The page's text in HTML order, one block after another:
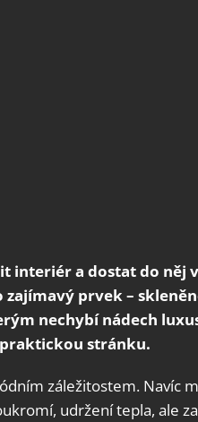
interiér a dostat do něj
prvek –
nechybí nádech
stránku.
záležitostem. Navíc
udržení tepla, ale